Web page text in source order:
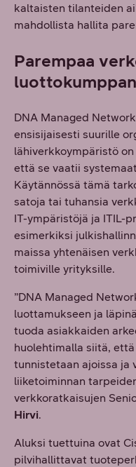
kaltaisten tilanteiden
mahdollista hallita
Parempaa
DNA Managed
ensisijaisesti suurille
lähiverkkoympäristö
että se vaatii
Käytännössä tämä
satoja tai tuhansia
IT-ympäristöjä ja ITIL-
esimerkiksi
maissa yhtenäisen
toimiville yrityksille.
”DNA Managed
luottamukseen ja
tuoda asiakkaiden
huolehtimalla siitä,
tunnistetaan ajoissa ja
liiketoiminnan
verkkoratkaisujen
Hirvi.
Aluksi tuettuina ovat
pilvihallittavat